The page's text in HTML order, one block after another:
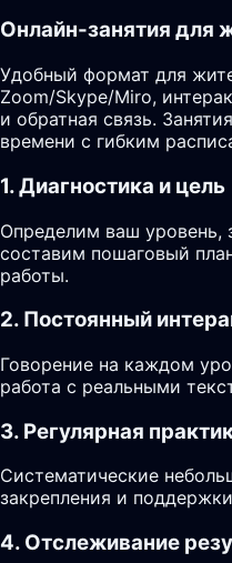
Онлайн-занятия для
Удобный формат для
Zoom/Skype/Miro,
и обратная связь.
времени с гибким
1. Диагностика и цель
Определим ваш уровень,
составим пошаговый
работы.
2. Постоянный
Говорение на каждом
работа с реальными
3. Регулярная
Систематические
закрепления и
4. Отслеживание